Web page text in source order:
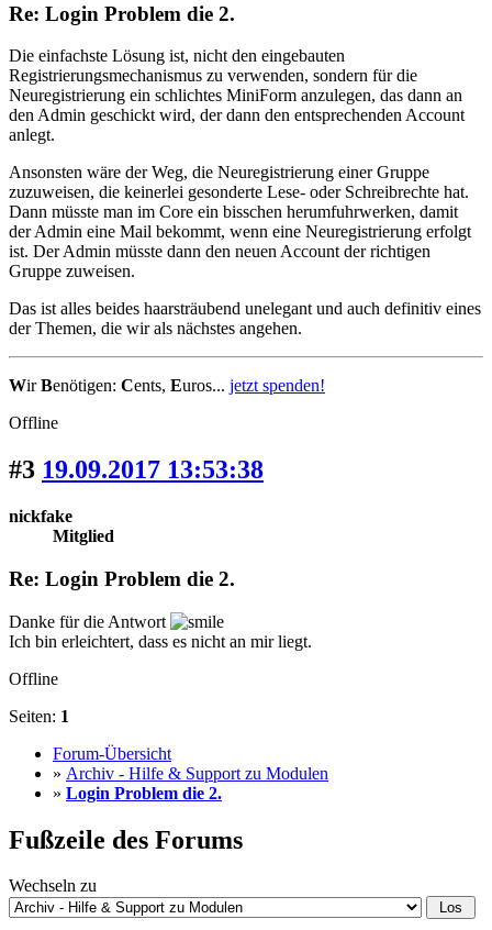
Re: Login Problem die 2.
Die einfachste Lösung ist, nicht den eingebauten
Registrierungsmechanismus zu verwenden, sondern für die
Neuregistrierung ein schlichtes MiniForm anzulegen, das dann an
den Admin geschickt wird, der dann den entsprechenden Account
anlegt.
Ansonsten wäre der Weg, die Neuregistrierung einer Gruppe
zuzuweisen, die keinerlei gesonderte Lese- oder Schreibrechte hat.
Dann müsste man im Core ein bisschen herumfuhrwerken, damit
der Admin eine Mail bekommt, wenn eine Neuregistrierung erfolgt
ist. Der Admin müsste dann den neuen Account der richtigen
Gruppe zuweisen.
Das ist alles beides haarsträubend unelegant und auch definitiv eines
der Themen, die wir als nächstes angehen.
WirBenötigen: Cents, Euros... jetzt spenden!
Offline
#3 19.09.2017 13:53:38
nickfake
Mitglied
Re: Login Problem die 2.
Danke für die Antwort
Ich bin erleichtert, dass es nicht an mir liegt.
Offline
Seiten: 1
Forum-Übersicht
» Archiv - Hilfe & Support zu Modulen
» Login Problem die 2.
Fußzeile des Forums
Wechseln zu